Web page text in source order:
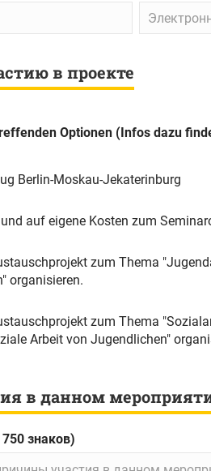
Электронная
почта
в проекте
Optionen (Infos dazu
Berlin-Moskau-Jekaterinburg
auf eigene Kosten zum
zum Thema
organisieren.
zum Thema
Arbeit von Jugendlichen"
в данном
знаков)